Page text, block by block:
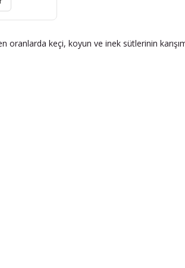
keçi, koyun ve inek sütlerinin